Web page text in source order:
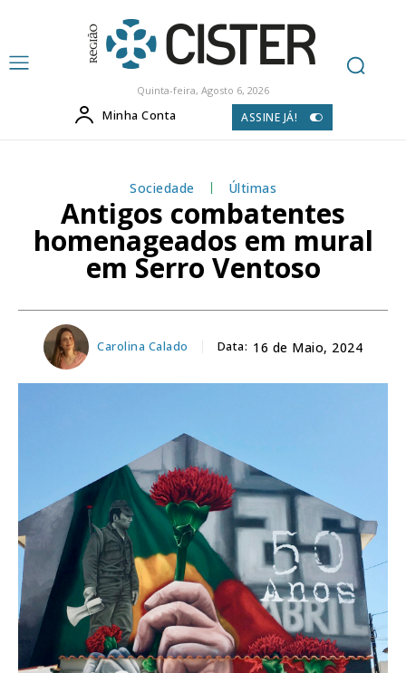
Quinta-feira, Agosto 6, 2026
Minha Conta ASSINE JÁ!
Sociedade Últimas
Antigos combatentes
homenageados em mural
em Serro Ventoso
Carolina Calado Data: 16 de Maio, 2024